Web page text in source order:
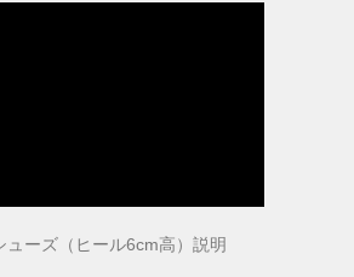
ューズ（ヒール6cm高）説明